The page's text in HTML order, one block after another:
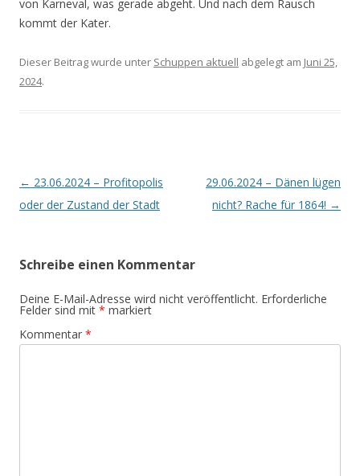
von Karneval, was gerade abgeht. Und nach dem Rausch
kommt der Kater.
Dieser Beitrag wurde unter Schuppen aktuell abgelegt am Juni 25,
2024.
Artikel-
Navigation
← 23.06.2024 – Profitopolis
oder der Zustand der Stadt
29.06.2024 – Dänen lügen
nicht? Rache für 1864! →
Schreibe einen Kommentar
Deine E-Mail-Adresse wird nicht veröffentlicht. Erforderliche
Felder sind mit * markiert
Kommentar *